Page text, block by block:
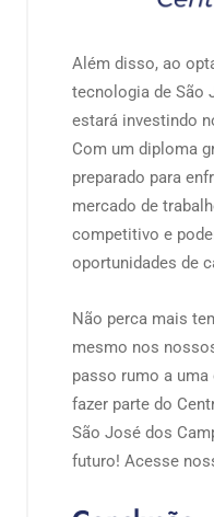
Além disso, ao
tecnologia de São
estará investindo
Com um diploma
preparado para
mercado de
competitivo e
oportunidades de
Não perca mais
mesmo nos
passo rumo a
fazer parte do
São José dos
futuro! Acesse